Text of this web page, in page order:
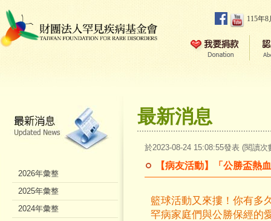
115年
最新消息
於2023-08-24 15:08:55發表 (閱讀次
【病友活動】「公勝盃熱
籃球活動又來摟！你有多
罕病家庭們與公勝保經的
2026年彙整
2025年彙整
2024年彙整